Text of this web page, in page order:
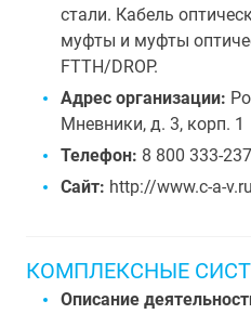
стали. Кабель
муфты и муфты
FTTH/DROP.
Адрес организации:
Мневники, д. 3, корп. 1
Телефон: 8 800 333-
Сайт: http://www.c-a-v.ru
КОМПЛЕКСНЫЕ
Описание